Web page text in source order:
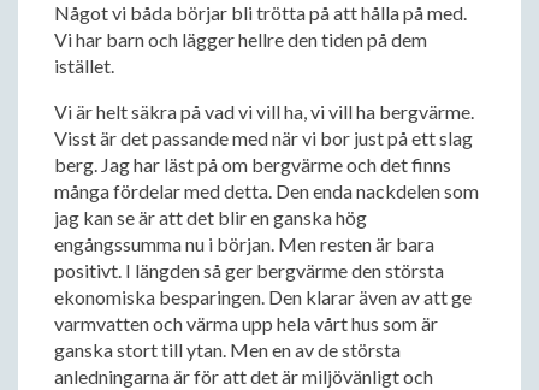
Något vi båda börjar bli trötta på att hålla på med.
Vi har barn och lägger hellre den tiden på dem
istället.
Vi är helt säkra på vad vi vill ha, vi vill ha bergvärme.
Visst är det passande med när vi bor just på ett slag
berg. Jag har läst på om bergvärme och det finns
många fördelar med detta. Den enda nackdelen som
jag kan se är att det blir en ganska hög
engångssumma nu i början. Men resten är bara
positivt. I längden så ger bergvärme den största
ekonomiska besparingen. Den klarar även av att ge
varmvatten och värma upp hela vårt hus som är
ganska stort till ytan. Men en av de största
anledningarna är för att det är miljövänligt och